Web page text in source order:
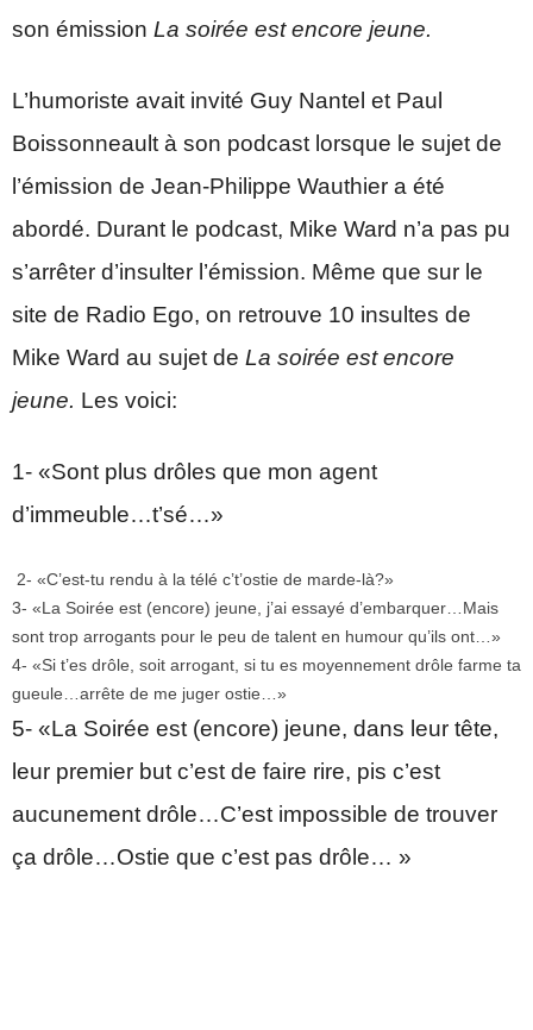
son émission La soirée est encore jeune.
L’humoriste avait invité Guy Nantel et Paul
Boissonneault à son podcast lorsque le sujet de
l’émission de Jean-Philippe Wauthier a été
abordé. Durant le podcast, Mike Ward n’a pas pu
s’arrêter d’insulter l’émission. Même que sur le
site de Radio Ego, on retrouve 10 insultes de
Mike Ward au sujet de La soirée est encore
jeune. Les voici:
1- «Sont plus drôles que mon agent
d’immeuble…t’sé…»
2- «C’est-tu rendu à la télé c’t’ostie de marde-là?»
3- «La Soirée est (encore) jeune, j’ai essayé d’embarquer…Mais
sont trop arrogants pour le peu de talent en humour qu’ils ont…»
4- «Si t’es drôle, soit arrogant, si tu es moyennement drôle farme ta
gueule…arrête de me juger ostie…»
5- «La Soirée est (encore) jeune, dans leur tête,
leur premier but c’est de faire rire, pis c’est
aucunement drôle…C’est impossible de trouver
ça drôle…Ostie que c’est pas drôle… »